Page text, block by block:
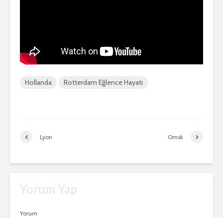
Hollanda Rotterdam Eğlence Hayatı
Lyon Omsk
Yorum